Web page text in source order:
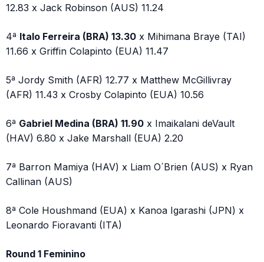
12.83 x Jack Robinson (AUS) 11.24
4ª Italo Ferreira (BRA) 13.30 x Mihimana Braye (TAI)
11.66 x Griffin Colapinto (EUA) 11.47
5ª Jordy Smith (AFR) 12.77 x Matthew McGillivray
(AFR) 11.43 x Crosby Colapinto (EUA) 10.56
6ª Gabriel Medina (BRA) 11.90 x Imaikalani deVault
(HAV) 6.80 x Jake Marshall (EUA) 2.20
7ª Barron Mamiya (HAV) x Liam O´Brien (AUS) x Ryan
Callinan (AUS)
8ª Cole Houshmand (EUA) x Kanoa Igarashi (JPN) x
Leonardo Fioravanti (ITA)
Round 1 Feminino